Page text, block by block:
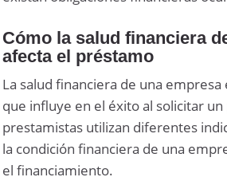
Cómo la salud financiera
afecta el préstamo
La salud financiera de una
que influye en el éxito al solicitar
prestamistas utilizan diferentes
la condición financiera de una
el financiamiento.